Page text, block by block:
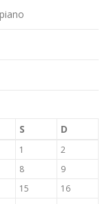
S D
1
2
8
9
15
16